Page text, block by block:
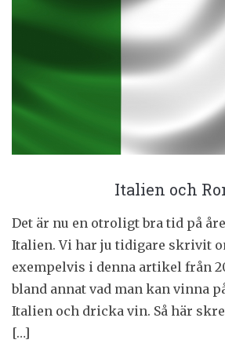
Italien och
Det är nu en otroligt bra tid på
Italien. Vi har ju tidigare skrivit
exempelvis i denna artikel från
bland annat vad man kan vinna
Italien och dricka vin. Så här
[…]